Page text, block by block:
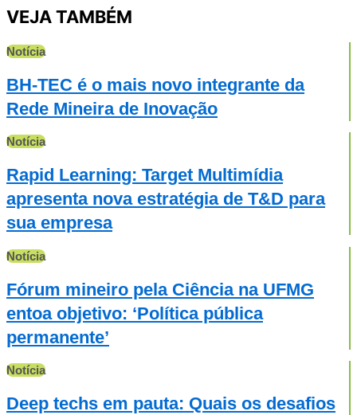
VEJA TAMBÉM
Notícia
BH-TEC é o mais novo integrante da
Rede Mineira de Inovação
Notícia
Rapid Learning: Target Multimídia
apresenta nova estratégia de T&D para
sua empresa
Notícia
Fórum mineiro pela Ciência na UFMG
entoa objetivo: ‘Política pública
permanente’
Notícia
Deep techs em pauta: Quais os desafios